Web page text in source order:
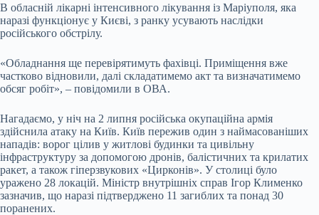
В обласній лікарні інтенсивного лікування із Маріуполя, яка
наразі функціонує у Києві, з ранку усувають наслідки
російського обстрілу.
«Обладнання ще перевірятимуть фахівці. Приміщення вже
частково відновили, далі складатимемо акт та визначатимемо
обсяг робіт», – повідомили в ОВА.
Нагадаємо, у ніч на 2 липня російська окупаційна армія
здійснила атаку на Київ. Київ пережив один з наймасованіших
нападів: ворог цілив у житлові будинки та цивільну
інфраструктуру за допомогою дронів, балістичних та крилатих
ракет, а також гіперзвукових «Цирконів». У столиці було
уражено 28 локацій. Міністр внутрішніх справ Ігор Клименко
зазначив, що наразі підтверджено 11 загиблих та понад 30
поранених.